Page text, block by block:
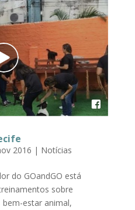
2016 | Notícias
do GOandGO está
sobre
estar animal,